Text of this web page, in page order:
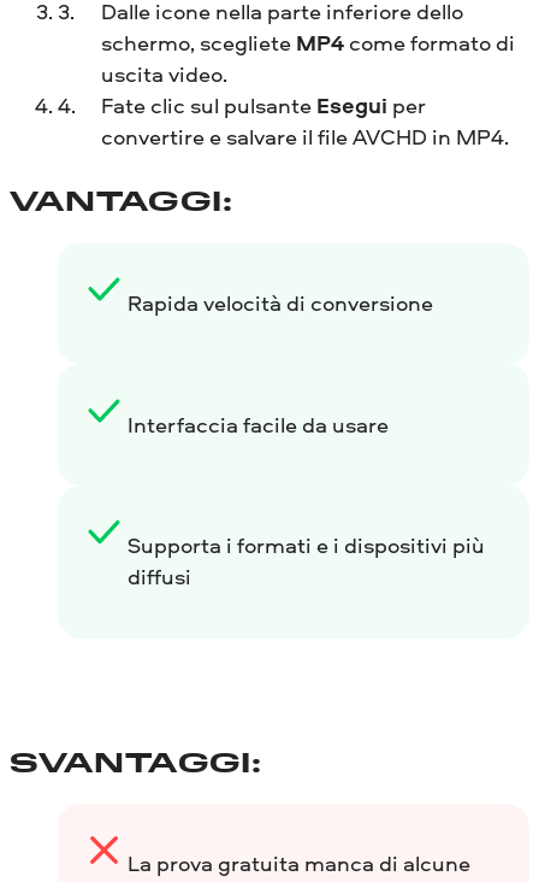
Dalle icone nella parte inferiore dello
schermo, scegliete MP4come formato di
uscita video.
Fate clic sul pulsante Esegui per
convertire e salvare il file AVCHD in MP4.
VANTAGGI:
Rapida velocità di conversione
Interfaccia facile da usare
Supporta i formati e i dispositivi più
diffusi
SVANTAGGI:
La prova gratuita manca di alcune